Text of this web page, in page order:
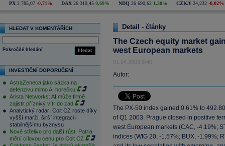
PX 2 785,07 -0,71% DAX 26 319,45 0,69% NDQ 26 690,62 1,30% CZK/€ 24,232 -0,02%
HLEDAT V KOMENTÁŘÍCH
hledat
Pokročilé hledání
INVESTIČNÍ DOPORUČENÍ
AstraZeneca jako sázka na
defenzivu mimo AI horečku
Arista Networks: AI může firmě
zajistit příznivý vítr do zad
Analytický radar: Colt CZ roste díky
vyšší marži, širší integraci i
stabilnějšímu byznysu
Nové střelivo pro další růst. Patria
mění cílovou cenu pro Colt CZ
Detail - články
The Czech equity market
west European markets
01.04.2003 9:40
Autor:
The PX-50 index gained 0.61% to
of Q1 2003. Prague closed in positive
west European markets (CAC, -4.19%;
indices (WIG 20, -1.57%; BUX, -1.99%;